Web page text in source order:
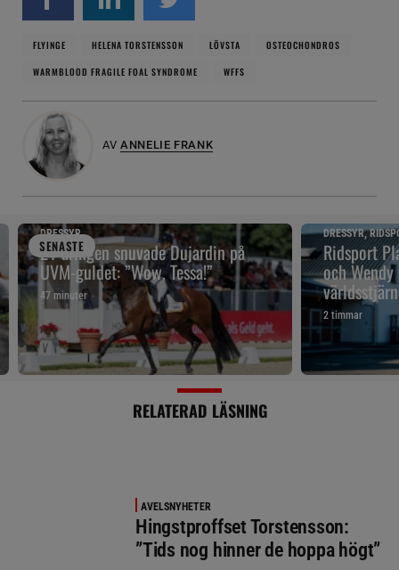
FLYINGE HELENA TORSTENSSON LÖVSTA
OSTEOCHONDROS
WARMBLOOD FRAGILE FOAL SYNDROME
WFFS
AV ANNELIE FRANK
SENASTE
DRESSYR
21-åringen snuvade Dujardin på
UVM-guldet: ”Wow, Tessa!”
47 minuter
DRESSYR,
Ridsport
och
2 timmar
RELATERAD LÄSNING
AVELSNYHETER
Hingstproffset Torstensson:
”Tids nog hinner de hoppa högt”